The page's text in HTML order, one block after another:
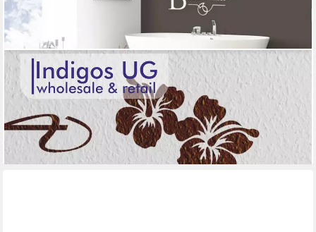
INDIGOS UG
Wandtattoo Wandtattoo - Wandaufkleber - w362 Palme Palmen
Baum Pflanze
ab 19,99 €
lieferbar - in 5-6 Werktagen bei dir
+4